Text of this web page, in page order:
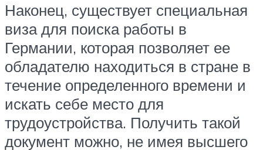
Наконец, существует специальная
виза для поиска работы в
Германии, которая позволяет ее
обладателю находиться в стране в
течение определенного времени и
искать себе место для
трудоустройства. Получить такой
документ можно, не имея высшего